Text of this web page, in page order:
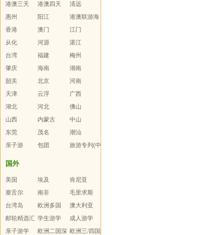
珠
港澳三天 港澳四天
清远
惠州
阳江
港澳联游海
报
香港 澳门
江门
从化
河源
湛江
台湾
福建
梅州
肇庆
海南
湖南
韶关
北京
河南
天津
云浮
广西
湖北
河北
佛山
山西
内蒙古
中山
东莞
茂名
潮汕
亲子游
包团
旅游专列(中
国外
美国 埃及
肯尼亚
塞舌尔
南非
毛里求斯
台湾岛
欧洲多国
澳大利亚
邮轮精选汇
总
学生游学
成人游学
亲子游学
欧洲二国深 欧洲三/四国